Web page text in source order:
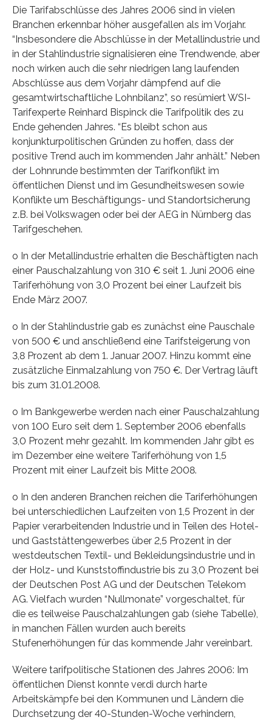
Die Tarifabschlüsse des Jahres 2006 sind in vielen
Branchen erkennbar höher ausgefallen als im Vorjahr.
“Insbesondere die Abschlüsse in der Metallindustrie und
in der Stahlindustrie signalisieren eine Trendwende, aber
noch wirken auch die sehr niedrigen lang laufenden
Abschlüsse aus dem Vorjahr dämpfend auf die
gesamtwirtschaftliche Lohnbilanz”, so resümiert WSI-
Tarifexperte Reinhard Bispinck die Tarifpolitik des zu
Ende gehenden Jahres. “Es bleibt schon aus
konjunkturpolitischen Gründen zu hoffen, dass der
positive Trend auch im kommenden Jahr anhält.” Neben
der Lohnrunde bestimmten der Tarifkonflikt im
öffentlichen Dienst und im Gesundheitswesen sowie
Konflikte um Beschäftigungs- und Standortsicherung
z.B. bei Volkswagen oder bei der AEG in Nürnberg das
Tarifgeschehen.
o In der Metallindustrie erhalten die Beschäftigten nach
einer Pauschalzahlung von 310 € seit 1. Juni 2006 eine
Tariferhöhung von 3,0 Prozent bei einer Laufzeit bis
Ende März 2007.
o In der Stahlindustrie gab es zunächst eine Pauschale
von 500 € und anschließend eine Tarifsteigerung von
3,8 Prozent ab dem 1. Januar 2007. Hinzu kommt eine
zusätzliche Einmalzahlung von 750 €. Der Vertrag läuft
bis zum 31.01.2008.
o Im Bankgewerbe werden nach einer Pauschalzahlung
von 100 Euro seit dem 1. September 2006 ebenfalls
3,0 Prozent mehr gezahlt. Im kommenden Jahr gibt es
im Dezember eine weitere Tariferhöhung von 1,5
Prozent mit einer Laufzeit bis Mitte 2008.
o In den anderen Branchen reichen die Tariferhöhungen
bei unterschiedlichen Laufzeiten von 1,5 Prozent in der
Papier verarbeitenden Industrie und in Teilen des Hotel-
und Gaststättengewerbes über 2,5 Prozent in der
westdeutschen Textil- und Bekleidungsindustrie und in
der Holz- und Kunststoffindustrie bis zu 3,0 Prozent bei
der Deutschen Post AG und der Deutschen Telekom
AG. Vielfach wurden “Nullmonate” vorgeschaltet, für
die es teilweise Pauschalzahlungen gab (siehe Tabelle),
in manchen Fällen wurden auch bereits
Stufenerhöhungen für das kommende Jahr vereinbart.
Weitere tarifpolitische Stationen des Jahres 2006: Im
öffentlichen Dienst konnte ver.di durch harte
Arbeitskämpfe bei den Kommunen und Ländern die
Durchsetzung der 40-Stunden-Woche verhindern,